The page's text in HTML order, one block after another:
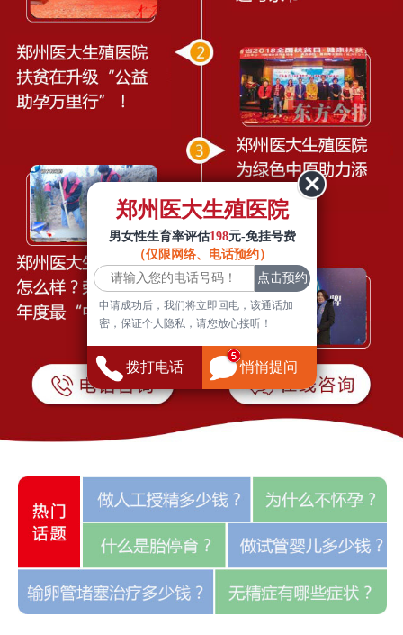
郑州医大生殖医院
男女性生育率评估198元-免挂号费
（仅限网络、电话预约）
申请成功后，我们将立即回电，该通话加
密，保证个人隐私，请您放心接听！
拨打电话 悄悄提问